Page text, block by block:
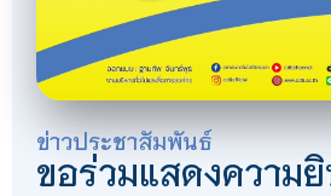
ข่าวประชาสัมพันธ์
ขอร่วมแสดงความ